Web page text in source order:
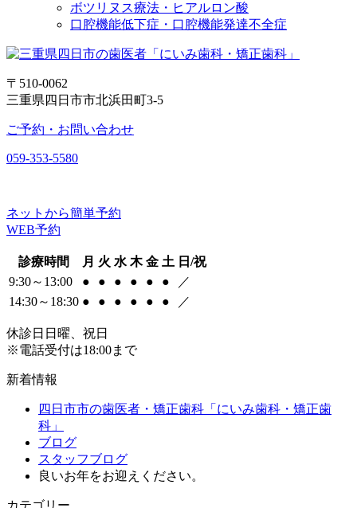
ボツリヌス療法・ヒアルロン酸
口腔機能低下症・口腔機能発達不全症
〒510-0062
三重県四日市市北浜田町3-5
ご予約・お問い合わせ
059-353-5580
ネットから簡単予約
WEB予約
診療時間 月 火 水 木 金 土 日/祝
9:30～13:00
● ● ● ● ● ●
／
14:30～18:30 ● ● ● ● ● ● ／
休診日 日曜、祝日
※電話受付は18:00まで
新着情報
四日市市の歯医者・矯正歯科「にいみ歯科・矯正歯
科」
ブログ
スタッフブログ
良いお年をお迎えください。
カテゴリー